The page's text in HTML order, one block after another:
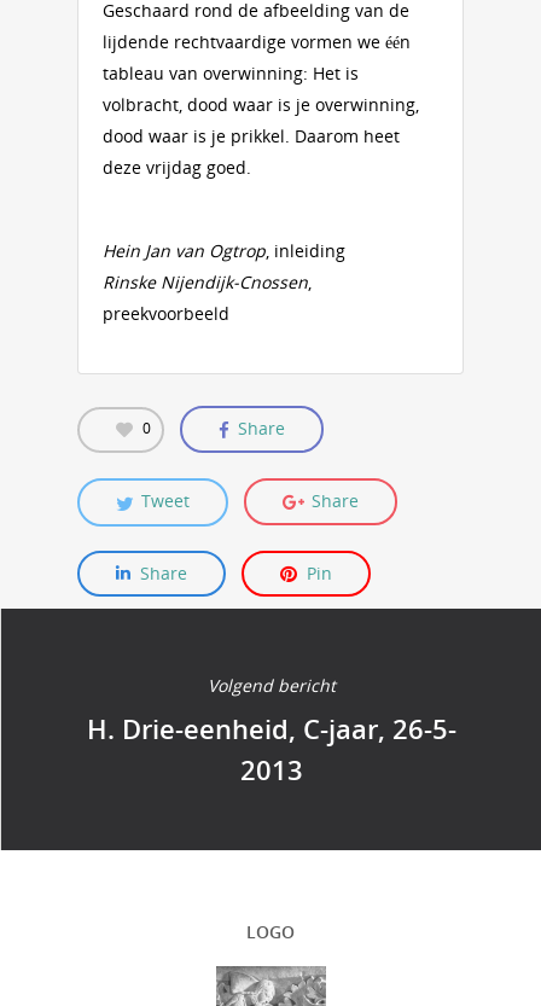
Geschaard rond de afbeelding van de
lijdende rechtvaardige vormen we één
tableau van overwinning: Het is
volbracht, dood waar is je overwinning,
dood waar is je prikkel. Daarom heet
deze vrijdag goed.
Hein Jan van Ogtrop, inleiding
Rinske Nijendijk-Cnossen,
preekvoorbeeld
0 Share
Tweet Share
Share Pin
Volgend bericht
H. Drie-eenheid, C-jaar, 26-5-
2013
LOGO